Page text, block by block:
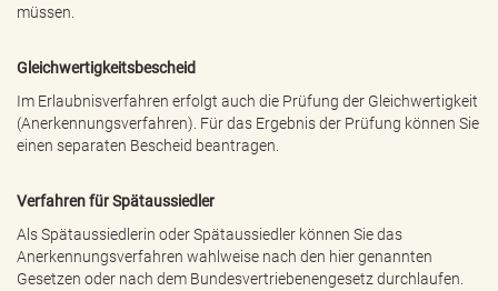
müssen.
Gleichwertigkeitsbescheid
Im Erlaubnisverfahren erfolgt auch die Prüfung der Gleichwertigkeit
(Anerkennungsverfahren). Für das Ergebnis der Prüfung können Sie
einen separaten Bescheid beantragen.
Verfahren für Spätaussiedler
Als Spätaussiedlerin oder Spätaussiedler können Sie das
Anerkennungsverfahren wahlweise nach den hier genannten
Gesetzen oder nach dem Bundesvertriebenengesetz durchlaufen.